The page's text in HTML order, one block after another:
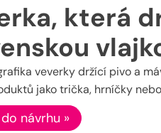
která
veverky držící pivo a
jako trička, hrníčky
návrhu »